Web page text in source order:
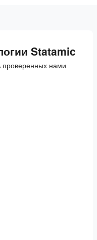
Statamic
проверенных нами